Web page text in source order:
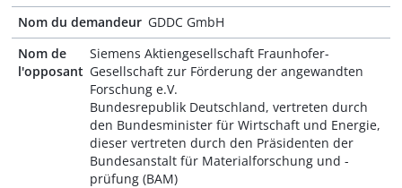
Nom du demandeur GDDC GmbH
Nom de
l'opposant
Siemens Aktiengesellschaft Fraunhofer-
Gesellschaft zur Förderung der angewandten
Forschung e.V.
Bundesrepublik Deutschland, vertreten durch
den Bundesminister für Wirtschaft und Energie,
dieser vertreten durch den Präsidenten der
Bundesanstalt für Materialforschung und -
prüfung (BAM)